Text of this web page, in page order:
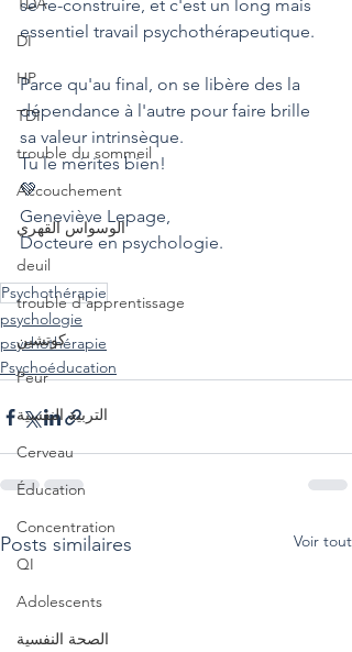
DI
HP
TDI
trouble du sommeil
Accouchement
الوسواس القهري
deuil
trouble d'apprentissage
كوتشين
Peur
التربية النفسية
Cerveau
Éducation
Concentration
QI
Adolescents
الصحة النفسية
se re-construire, et c'est un long mais
essentiel travail psychothérapeutique.
Parce qu'au final, on se libère des la
dépendance à l'autre pour faire brille
sa valeur intrinsèque.
Tu le mérites bien!
💚
Geneviève Lepage,
Docteure en psychologie.
Psychothérapie
psychologie
psychothérapie
Psychoéducation
Posts similaires Voir tout